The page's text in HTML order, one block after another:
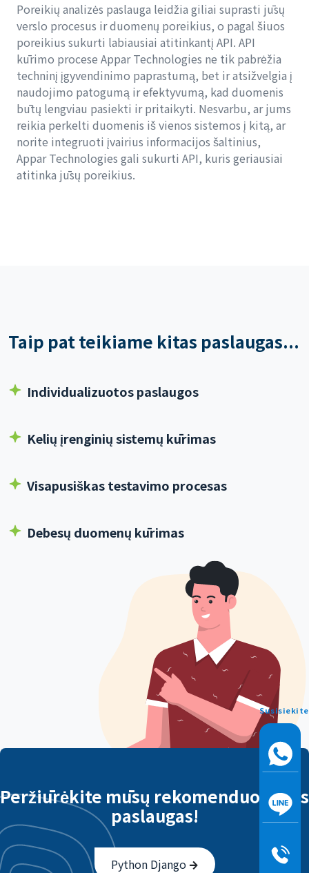
Poreikių analizės paslauga leidžia giliai suprasti jūsų
verslo procesus ir duomenų poreikius, o pagal šiuos
poreikius sukurti labiausiai atitinkantį API. API
kūrimo procese Appar Technologies ne tik pabrėžia
techninį įgyvendinimo paprastumą, bet ir atsižvelgia į
naudojimo patogumą ir efektyvumą, kad duomenis
būtų lengviau pasiekti ir pritaikyti. Nesvarbu, ar jums
reikia perkelti duomenis iš vienos sistemos į kitą, ar
norite integruoti įvairius informacijos šaltinius,
Appar Technologies gali sukurti API, kuris geriausiai
atitinka jūsų poreikius.
Taip pat teikiame kitas paslaugas...
Individualizuotos paslaugos
Kelių įrenginių sistemų kūrimas
Visapusiškas testavimo procesas
Debesų duomenų kūrimas
Peržiūrėkite mūsų rekomenduojamas
paslaugas!
Python Django
Susisiekite